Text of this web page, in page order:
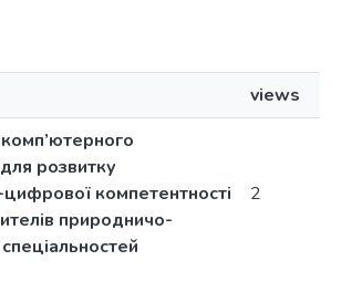
views
розвитку
компетентності
природничо-
2